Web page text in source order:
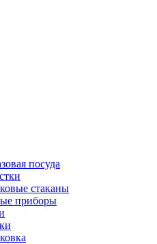
посуда
стаканы
приборы